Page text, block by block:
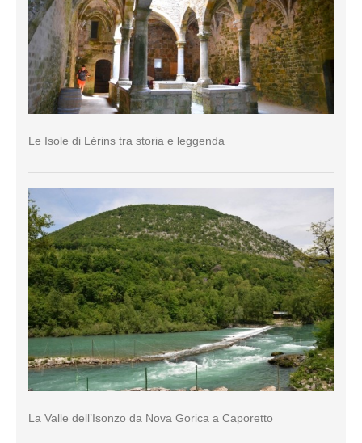
Le Isole di Lérins tra storia e leggenda
La Valle dell’Isonzo da Nova Gorica a Caporetto